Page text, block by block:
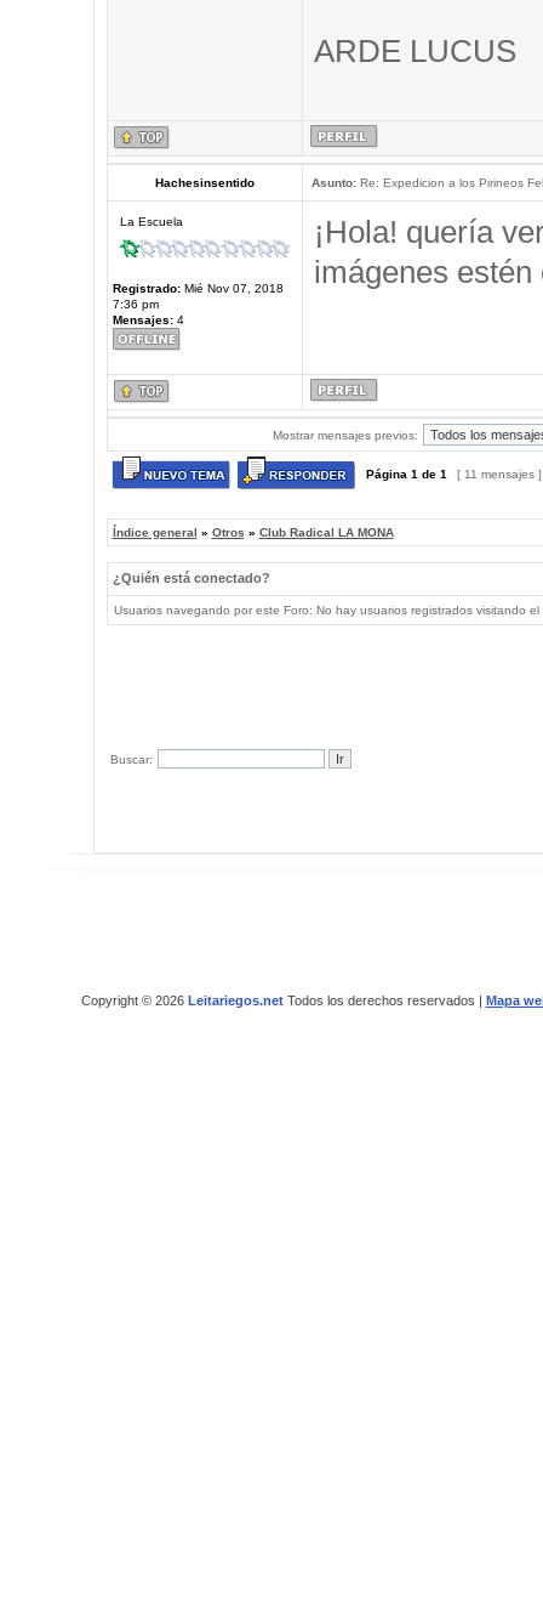
ARDE LUCUS
Hachesinsentido Asunto:Re: Expedicion a los Pirineos
La Escuela
Registrado:Mié Nov 07, 2018
7:36 pm
Mensajes:4
¡Hola! quería
imágenes
Mostrar mensajes previos:
Página 1 de 1 [ 11 mensajes
Índice general » Otros » Club Radical LA MONA
¿Quién está conectado?
Usuarios navegando por este Foro: No hay usuarios registrados visitando
Buscar:
Copyright © 2026 Leitariegos.netTodos los derechos reservados | Mapa